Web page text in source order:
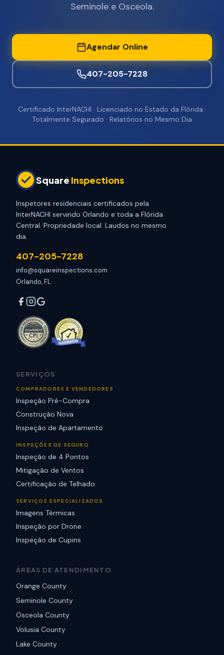
Seminole e Osceola.
Agendar Online
407-205-7228
Certificado InterNACHI · Licenciado no Estado da Flórida ·
Totalmente Segurado · Relatórios no Mesmo Dia
Square Inspections
Inspetores residenciais certificados pela
InterNACHI servindo Orlando e toda a Flórida
Central. Propriedade local. Laudos no mesmo
dia.
407-205-7228
info@squareinspections.com
Orlando, FL
SERVIÇOS
COMPRADORES E VENDEDORES
Inspeção Pré-Compra
Construção Nova
Inspeção de Apartamento
INSPEÇÕES DE SEGURO
Inspeção de 4 Pontos
Mitigação de Ventos
Certificação de Telhado
SERVIÇOS ESPECIALIZADOS
Imagens Térmicas
Inspeção por Drone
Inspeção de Cupins
ÁREAS DE ATENDIMENTO
Orange County
Seminole County
Osceola County
Volusia County
Lake County